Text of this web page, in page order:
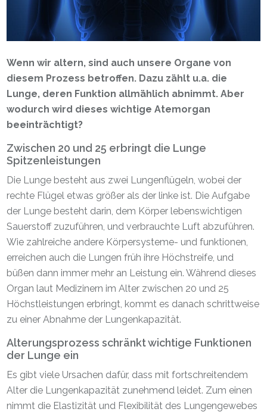
Wenn wir altern, sind auch unsere Organe von
diesem Prozess betroffen. Dazu zählt u.a. die
Lunge, deren Funktion allmählich abnimmt. Aber
wodurch wird dieses wichtige Atemorgan
beeinträchtigt?
Zwischen 20 und 25 erbringt die Lunge
Spitzenleistungen
Die Lunge besteht aus zwei Lungenflügeln, wobei der
rechte Flügel etwas größer als der linke ist. Die Aufgabe
der Lunge besteht darin, dem Körper lebenswichtigen
Sauerstoff zuzuführen, und verbrauchte Luft abzuführen.
Wie zahlreiche andere Körpersysteme- und funktionen,
erreichen auch die Lungen früh ihre Höchstreife, und
büßen dann immer mehr an Leistung ein. Während dieses
Organ laut Medizinern im Alter zwischen 20 und 25
Höchstleistungen erbringt, kommt es danach schrittweise
zu einer Abnahme der Lungenkapazität.
Alterungsprozess schränkt wichtige Funktionen
der Lunge ein
Es gibt viele Ursachen dafür, dass mit fortschreitendem
Alter die Lungenkapazität zunehmend leidet. Zum einen
nimmt die Elastizität und Flexibilität des Lungengewebes